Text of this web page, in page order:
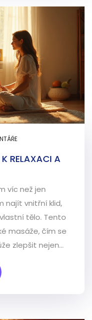
RELAXACI A
víc než jen
najít vnitřní klid,
tělo. Tento
masáže, čím se
zlepšit nejen
Přináší tipy na
světa a rady
nový způsob,